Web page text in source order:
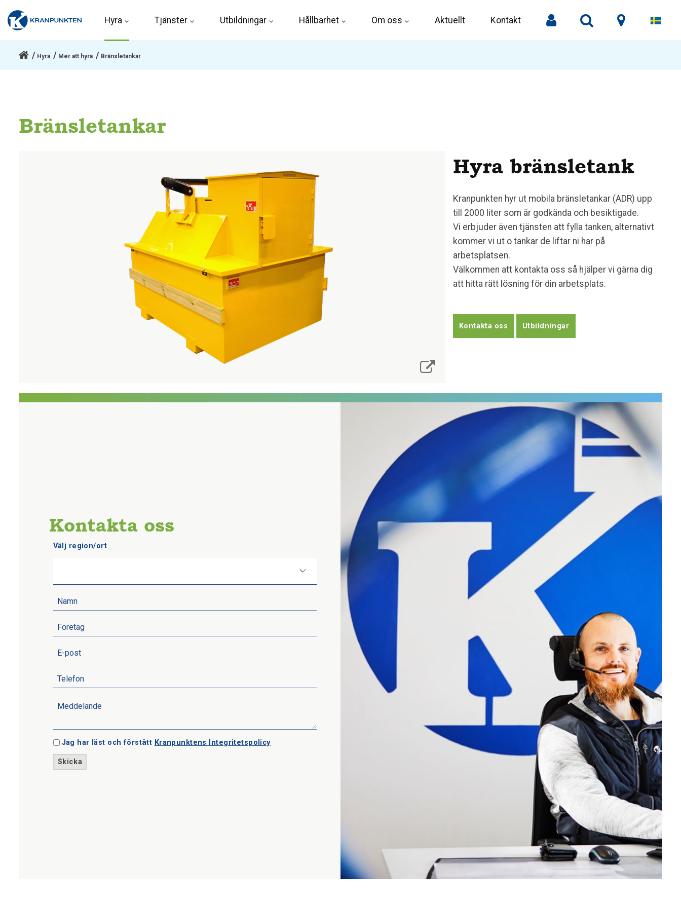
Hyra Tjänster Utbildningar Hållbarhet Om oss Aktuellt Kontakt
Hyra Mer att hyra Bränsletankar
Bränsletankar
Hyra bränsletank
Kranpunkten hyr ut mobila bränsletankar (ADR) upp
till 2000 liter som är godkända och besiktigade.
Vi erbjuder även tjänsten att fylla tanken, alternativt
kommer vi ut o tankar de liftar ni har på
arbetsplatsen.
Välkommen att kontakta oss så hjälper vi gärna dig
att hitta rätt lösning för din arbetsplats.
Kontakta oss Utbildningar
Kontakta oss
Välj region/ort
Jag har läst och förstått Kranpunktens Integritetspolicy